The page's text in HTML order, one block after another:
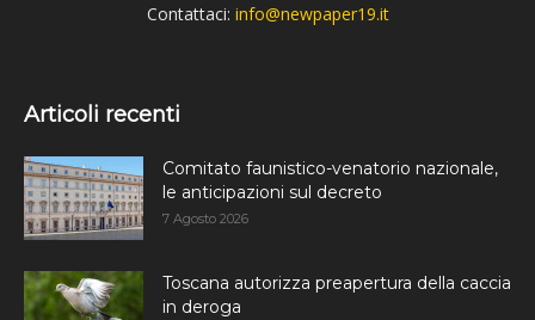
Contattaci: info@newpaper19.it
Articoli recenti
Comitato faunistico-venatorio nazionale,
le anticipazioni sul decreto
7 Agosto 2026
Toscana autorizza preapertura della caccia
in deroga